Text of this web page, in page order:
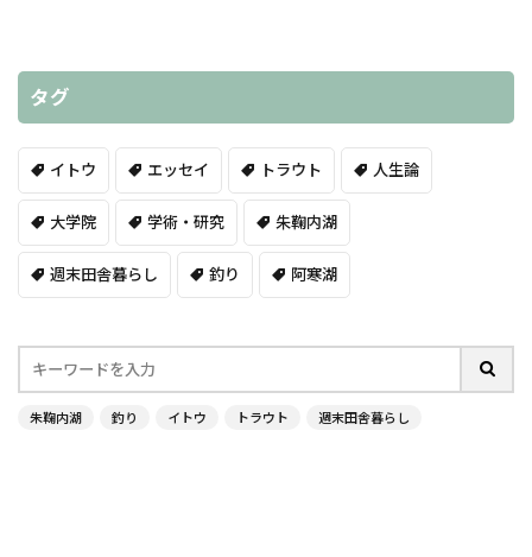
タグ
イトウ エッセイ トラウト 人生論
大学院 学術・研究 朱鞠内湖
週末田舎暮らし 釣り 阿寒湖
朱鞠内湖 釣り イトウ トラウト 週末田舎暮らし